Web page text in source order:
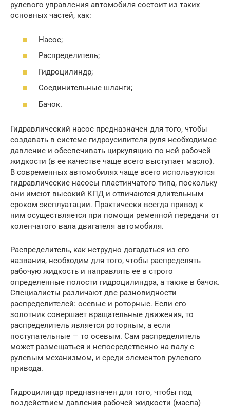
рулевого управления автомобиля состоит из таких
основных частей, как:
Насос;
Распределитель;
Гидроцилиндр;
Соединительные шланги;
Бачок.
Гидравлический насос предназначен для того, чтобы
создавать в системе гидроусилителя руля необходимое
давление и обеспечивать циркуляцию по ней рабочей
жидкости (в ее качестве чаще всего выступает масло).
В современных автомобилях чаще всего используются
гидравлические насосы пластинчатого типа, поскольку
они имеют высокий КПД и отличаются длительным
сроком эксплуатации. Практически всегда привод к
ним осуществляется при помощи ременной передачи от
коленчатого вала двигателя автомобиля.
Распределитель, как нетрудно догадаться из его
названия, необходим для того, чтобы распределять
рабочую жидкость и направлять ее в строго
определенные полости гидроцилиндра, а также в бачок.
Специалисты различают две разновидности
распределителей: осевые и роторные. Если его
золотник совершает вращательные движения, то
распределитель является роторным, а если
поступательные — то осевым. Сам распределитель
может размещаться и непосредственно на валу с
рулевым механизмом, и среди элементов рулевого
привода.
Гидроцилиндр предназначен для того, чтобы под
воздействием давления рабочей жидкости (масла)